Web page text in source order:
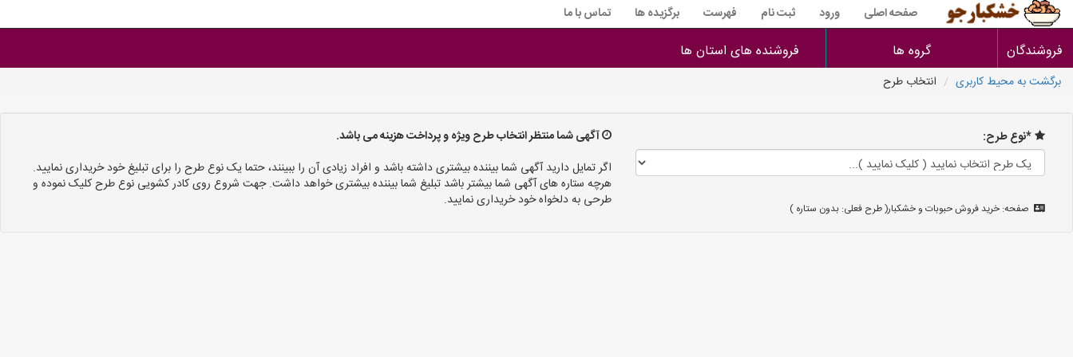
صفحه اصلی ورود ثبت نام فهرست برگزیده ها تماس با ما
فروشندگان گروه ها فروشنده های استان ها
برگشت به محیط کاربری انتخاب طرح
*نوع طرح:
صفحه: خرید فروش حبوبات و خشکبار( طرح فعلی: بدون ستاره )
آگهی شما منتظر انتخاب طرح ویژه و پرداخت هزینه می باشد.
اگر تمایل دارید آگهی شما بیننده بیشتری داشته باشد و افراد زیادی آن را ببینند، حتما یک نوع طرح را برای تبلیغ خود خریداری نمایید.
هرچه ستاره های آگهی شما بیشتر باشد تبلیغ شما بیننده بیشتری خواهد داشت. جهت شروع روی کادر کشویی نوع طرح کلیک نموده و
طرحی به دلخواه خود خریداری نمایید.